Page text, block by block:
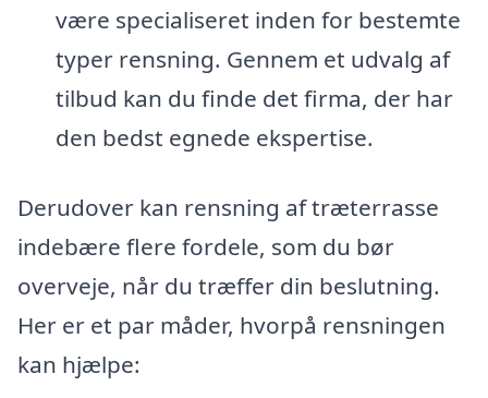
være specialiseret inden for bestemte
typer rensning. Gennem et udvalg af
tilbud kan du finde det firma, der har
den bedst egnede ekspertise.
Derudover kan rensning af træterrasse
indebære flere fordele, som du bør
overveje, når du træffer din beslutning.
Her er et par måder, hvorpå rensningen
kan hjælpe: